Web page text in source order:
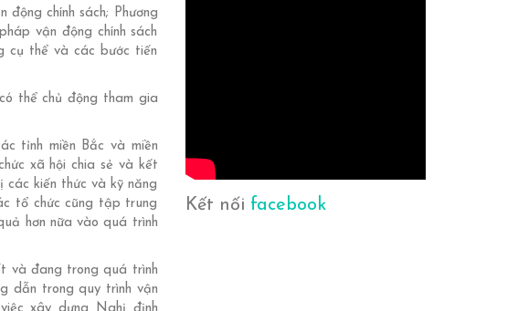
chính sách; Phương
vận động chính sách
cụ thể và các bước tiến
thể chủ động tham gia
tỉnh miền Bắc và miền
xã hội chia sẻ và kết
kiến thức và kỹ năng
tổ chức cũng tập trung
hơn nữa vào quá trình
và đang trong quá trình
dẫn trong quy trình vận
Kết nối facebook